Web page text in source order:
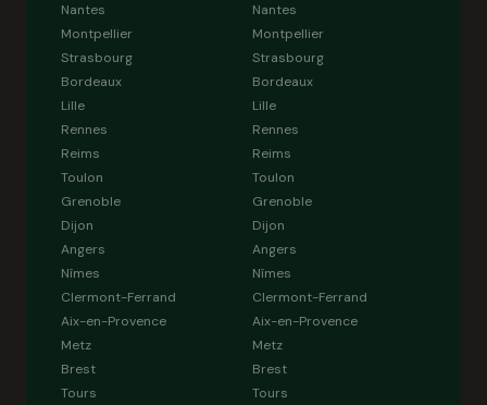
Nantes
Montpellier
Strasbourg
Bordeaux
Lille
Rennes
Reims
Toulon
Grenoble
Dijon
Angers
Nîmes
Clermont-Ferrand
Aix-en-Provence
Metz
Brest
Tours
Nantes
Montpellier
Strasbourg
Bordeaux
Lille
Rennes
Reims
Toulon
Grenoble
Dijon
Angers
Nîmes
Clermont-Ferrand
Aix-en-Provence
Metz
Brest
Tours